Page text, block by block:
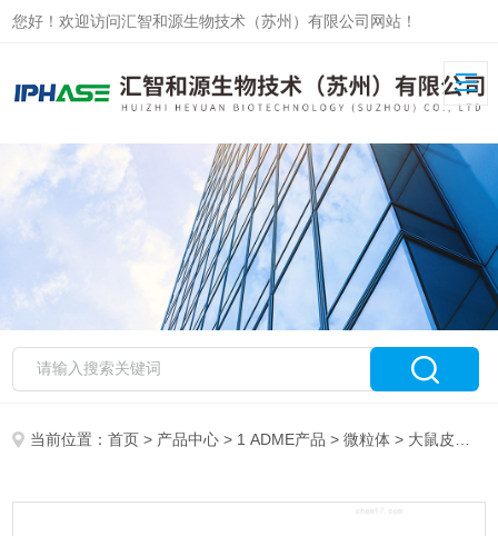
您好！欢迎访问汇智和源生物技术（苏州）有限公司网站！
当前位置：首页 > 产品中心 > 1 ADME产品 >微粒体 > 大鼠皮肤微粒体 Rat Skin Microsomes